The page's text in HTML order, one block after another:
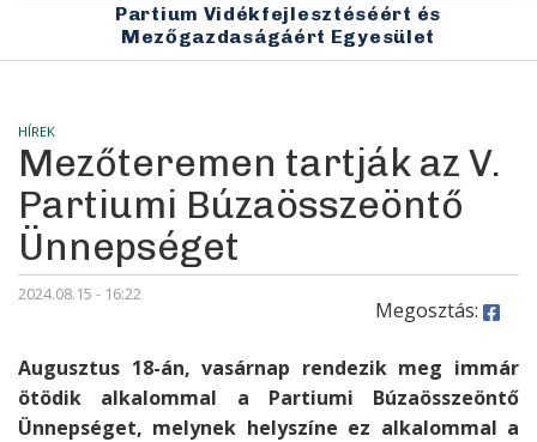
Partium Vidékfejlesztéséért és
Mezőgazdaságáért Egyesület
HÍREK
Mezőteremen tartják az V.
Partiumi Búzaösszeöntő
Ünnepséget
2024.08.15 - 16:22
Megosztás:
Augusztus 18-án, vasárnap rendezik meg immár
ötödik alkalommal a Partiumi Búzaösszeöntő
Ünnepséget, melynek helyszíne ez alkalommal a